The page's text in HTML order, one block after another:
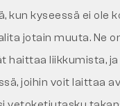
kun kyseessä ei ole
jotain muuta. Ne
haittaa liikkumista,
joihin voit laittaa